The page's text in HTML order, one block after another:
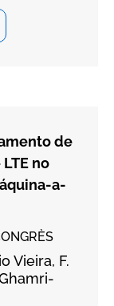
de
no
a-
Vieira, F.